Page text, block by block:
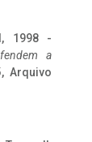
1998 -
a
, Arquivo